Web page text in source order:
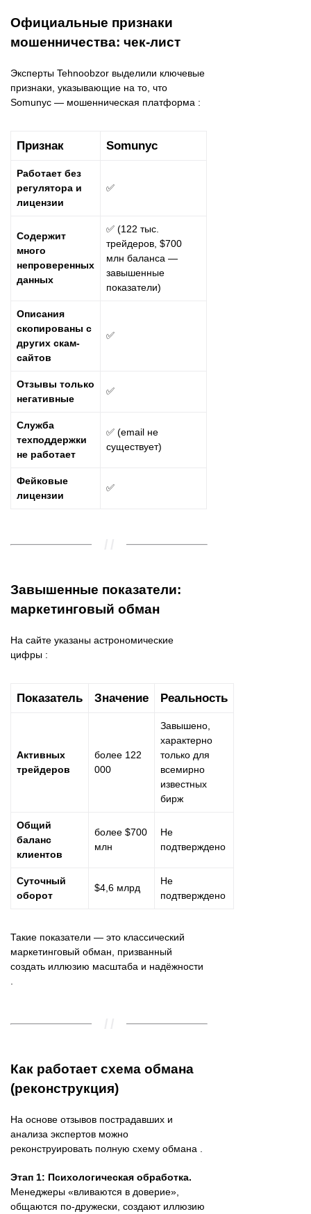
Официальные признаки
мошенничества: чек-лист
Эксперты Tehnoobzor выделили ключевые
признаки, указывающие на то, что
Somunyc — мошенническая платформа :
Признак Somunyc
Работает без
регулятора и
лицензии
✅
Содержит
много
непроверенных
данных
✅ (122 тыс.
трейдеров, $700
млн баланса —
завышенные
показатели)
Описания
скопированы с
других скам-
сайтов
✅
Отзывы только
негативные
✅
Служба
техподдержки
не работает
✅ (email не
существует)
Фейковые
лицензии
✅
Завышенные показатели:
маркетинговый обман
На сайте указаны астрономические
цифры :
Показатель Значение Реальность
Активных
трейдеров
более 122
000
Завышено,
характерно
только для
всемирно
известных
бирж
Общий
баланс
клиентов
более $700
млн
Не
подтверждено
Суточный
оборот
$4,6 млрд
Не
подтверждено
Такие показатели — это классический
маркетинговый обман, призванный
создать иллюзию масштаба и надёжности
Как работает схема обмана
(реконструкция)
На основе отзывов пострадавших и
анализа экспертов можно
реконструировать полную схему обмана .
Этап 1: Психологическая обработка.
Менеджеры «вливаются в доверие»,
общаются по-дружески, создают иллюзию